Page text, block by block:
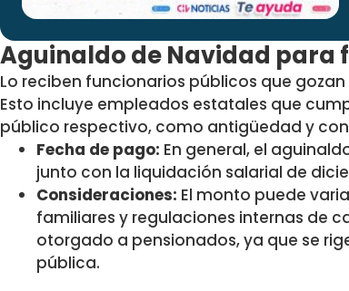
Aguinaldo de Navidad para
Lo reciben funcionarios públicos que
Esto incluye empleados estatales que
público respectivo, como antigüedad y
Fecha de pago: En general, el
junto con la liquidación salarial de
Consideraciones: El monto puede
familiares y regulaciones internas de
otorgado a pensionados, ya que se
pública.